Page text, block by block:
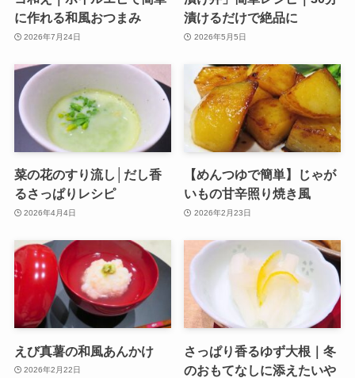
に作れる和風おつまみ
2026年7月24日
漬けるだけで絶品に
2026年5月5日
菜の花のすり流し│だし香
るさっぱりレシピ
2026年4月4日
【めんつゆで簡単】じゃが
いもの甘辛照り焼き風
2026年2月23日
えび真薯の和風あんかけ
2026年2月22日
さっぱり香るゆず大根｜冬
のおもてなしに添えたいや